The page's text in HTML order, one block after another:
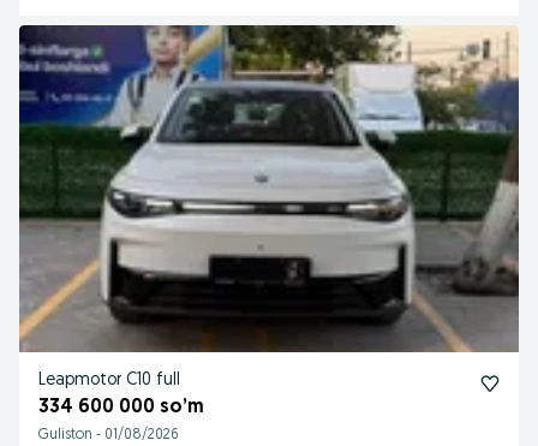
Leapmotor C10 full
334 600 000 so’m
Guliston - 01/08/2026